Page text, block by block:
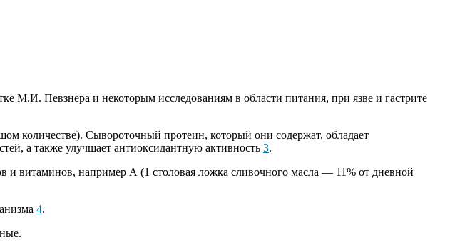
М.И. Певзнера и некоторым исследованиям в области питания, при язве и гастрите
количестве). Сывороточный протеин, который они содержат, обладает
а также улучшает антиоксидантную активность 3.
и витаминов, например А (1 столовая ложка сливочного масла — 11% от дневной
4.